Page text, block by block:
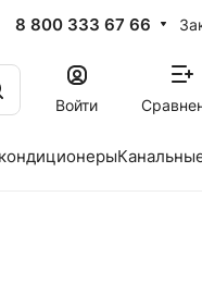
8 800 333 67 66
Войти